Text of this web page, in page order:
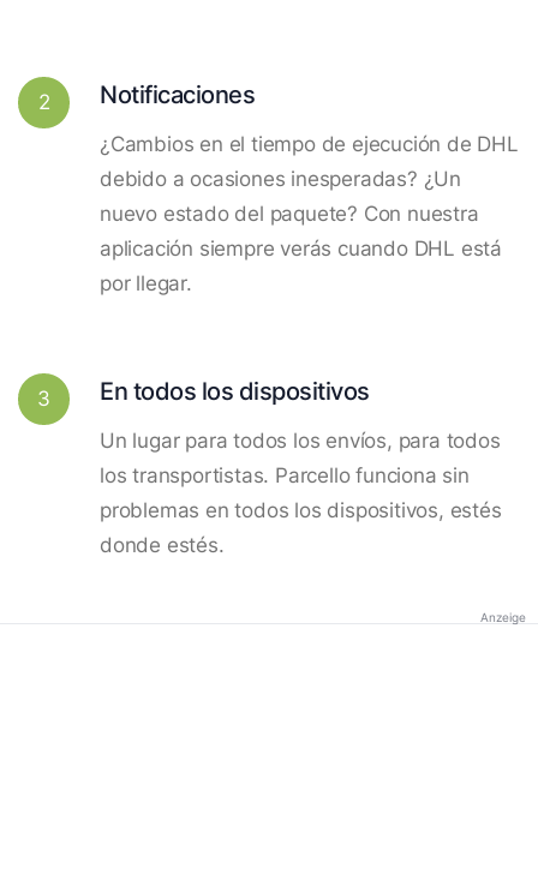
2 Notificaciones
¿Cambios en el tiempo de ejecución de DHL
debido a ocasiones inesperadas? ¿Un
nuevo estado del paquete? Con nuestra
aplicación siempre verás cuando DHL está
por llegar.
3 En todos los dispositivos
Un lugar para todos los envíos, para todos
los transportistas. Parcello funciona sin
problemas en todos los dispositivos, estés
donde estés.
Anzeige